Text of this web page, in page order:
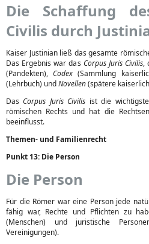
Die Schaffung
Civilis durch
Kaiser Justinian ließ das gesamte
Das Ergebnis war das Corpus Juris Civilis,
(Pandekten),Codex (Sammlung
(Lehrbuch) undNovellen(spätere
DasCorpus Juris Civilis ist die
römischen Rechts und hat die
beeinflusst.
Themen- und Familienrecht
Punkt 13: Die Person
Die Person
Für die Römer war eine Person jede
fähig war, Rechte und Pflichten zu
(Menschen) und juristische
Vereinigungen).